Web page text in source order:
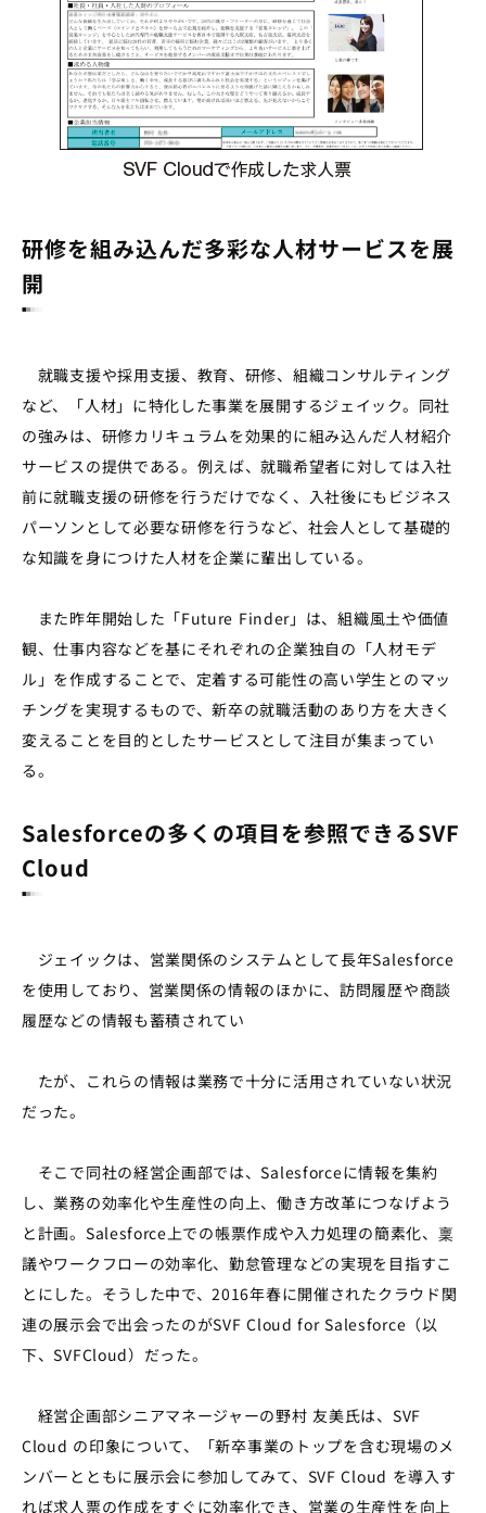
研修を組み込んだ多彩な人材サービスを展
開
就職支援や採用支援、教育、研修、組織コンサルティング
など、「人材」に特化した事業を展開するジェイック。同社
の強みは、研修カリキュラムを効果的に組み込んだ人材紹介
サービスの提供である。例えば、就職希望者に対しては入社
前に就職支援の研修を行うだけでなく、入社後にもビジネス
パーソンとして必要な研修を行うなど、社会人として基礎的
な知識を身につけた人材を企業に輩出している。
また昨年開始した「Future Finder」は、組織風土や価値
観、仕事内容などを基にそれぞれの企業独自の「人材モデ
ル」を作成することで、定着する可能性の高い学生とのマッ
チングを実現するもので、新卒の就職活動のあり方を大きく
変えることを目的としたサービスとして注目が集まってい
る。
Salesforceの多くの項目を参照できるSVF
Cloud
ジェイックは、営業関係のシステムとして長年Salesforce
を使用しており、営業関係の情報のほかに、訪問履歴や商談
履歴などの情報も蓄積されてい
たが、これらの情報は業務で十分に活用されていない状況
だった。
そこで同社の経営企画部では、Salesforceに情報を集約
し、業務の効率化や生産性の向上、働き方改革につなげよう
と計画。Salesforce上での帳票作成や入力処理の簡素化、稟
議やワークフローの効率化、勤怠管理などの実現を目指すこ
とにした。そうした中で、2016年春に開催されたクラウド関
連の展示会で出会ったのがSVF Cloud for Salesforce（以
下、SVFCloud）だった。
経営企画部シニアマネージャーの野村 友美氏は、SVF
Cloud の印象について、「新卒事業のトップを含む現場のメ
ンバーとともに展示会に参加してみて、SVF Cloud を導入す
れば求人票の作成をすぐに効率化でき、営業の生産性を向上